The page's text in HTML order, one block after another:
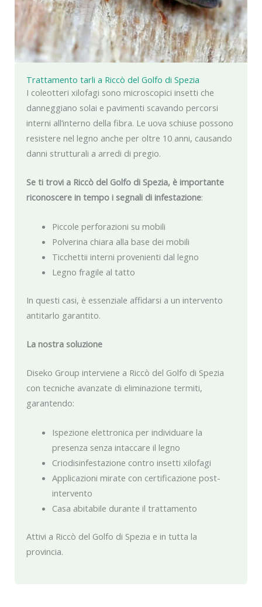
Trattamento tarli a Riccò del Golfo di Spezia
I coleotteri xilofagi sono microscopici insetti che
danneggiano solai e pavimenti scavando percorsi
interni all’interno della fibra. Le uova schiuse possono
resistere nel legno anche per oltre 10 anni, causando
danni strutturali a arredi di pregio.
Se ti trovi a Riccò del Golfo di Spezia, è importante
riconoscere in tempo i segnali di infestazione:
Piccole perforazioni su mobili
Polverina chiara alla base dei mobili
Ticchettii interni provenienti dal legno
Legno fragile al tatto
In questi casi, è essenziale affidarsi a un intervento
antitarlo garantito.
La nostra soluzione
Diseko Group interviene a Riccò del Golfo di Spezia
con tecniche avanzate di eliminazione termiti,
garantendo:
Ispezione elettronica per individuare la
presenza senza intaccare il legno
Criodisinfestazione contro insetti xilofagi
Applicazioni mirate con certificazione post-
intervento
Casa abitabile durante il trattamento
Attivi a Riccò del Golfo di Spezia e in tutta la
provincia.